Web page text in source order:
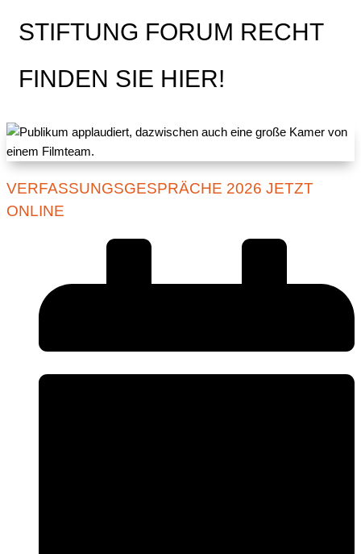
STIFTUNG FORUM RECHT
FINDEN SIE HIER!
VERFASSUNGSGESPRÄCHE 2026 JETZT
ONLINE